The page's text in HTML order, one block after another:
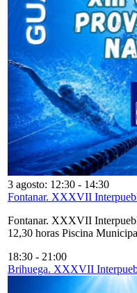
3 agosto: 12:30 - 14:30
Fontanar. XXXVII
Fontanar. XXXVII
12,30 horas Piscina
18:30 - 21:00
Brihuega. XXXVII